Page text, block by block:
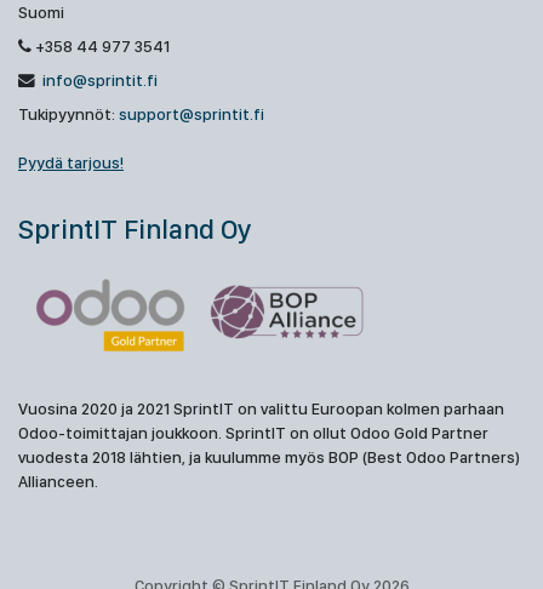
Suomi
+358 44 977 3541
info@sprintit.fi
Tukipyynnöt: support@sprintit.fi
Pyydä tarjous!
SprintIT Finland Oy
Vuosina 2020 ja 2021 SprintIT on valittu Euroopan kolmen parhaan
Odoo-toimittajan joukkoon. SprintIT on ollut Odoo Gold Partner
vuodesta 2018 lähtien, ja kuulumme myös BOP (Best Odoo Partners)
Allianceen.
Copyright © SprintIT Finland Oy 2026